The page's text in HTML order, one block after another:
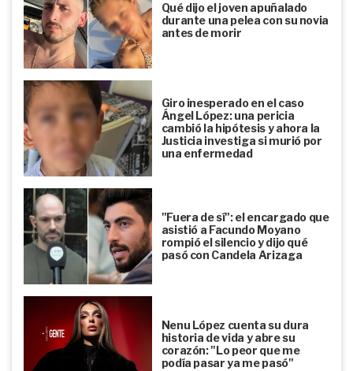
Qué dijo el joven apuñalado
durante una pelea con su novia
antes de morir
Giro inesperado en el caso
Ángel López: una pericia
cambió la hipótesis y ahora la
Justicia investiga si murió por
una enfermedad
"Fuera de sí": el encargado que
asistió a Facundo Moyano
rompió el silencio y dijo qué
pasó con Candela Arizaga
Nenu López cuenta su dura
historia de vida y abre su
corazón: "Lo peor que me
podía pasar ya me pasó"